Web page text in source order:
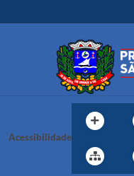
Acessibilidade